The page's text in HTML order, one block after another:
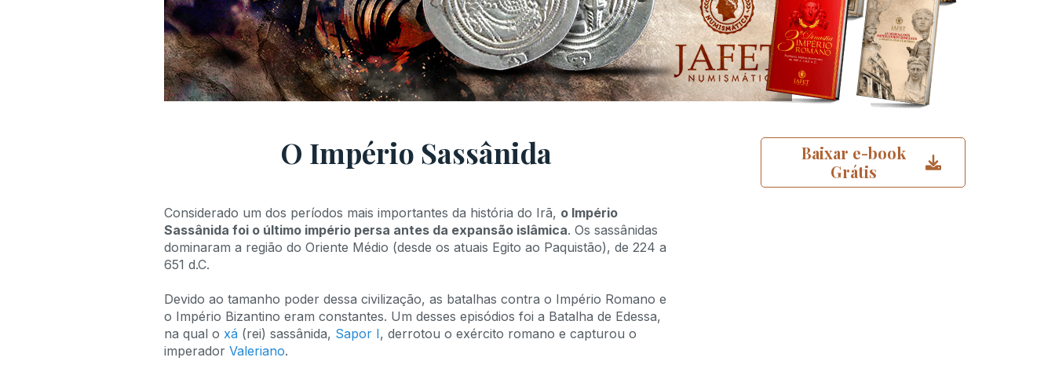
O Império Sassânida
Considerado um dos períodos mais importantes da história do Irã, o Império
Sassânida foi o último império persa antes da expansão islâmica. Os sassânidas
dominaram a região do Oriente Médio (desde os atuais Egito ao Paquistão), de 224 a
651 d.C.
Devido ao tamanho poder dessa civilização, as batalhas contra o Império Romano e
o Império Bizantino eram constantes. Um desses episódios foi a Batalha de Edessa,
na qual o xá (rei) sassânida, Sapor I, derrotou o exército romano e capturou o
imperador Valeriano.
Baixar e-book
Grátis